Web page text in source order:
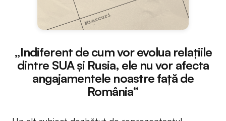
„Indiferent de cum vor evolua relațiile
dintre SUA și Rusia, ele nu vor afecta
angajamentele noastre față de
România“